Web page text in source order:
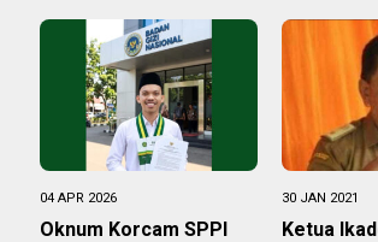
04 APR 2026
Oknum Korcam SPPI
30 JAN 2021
Ketua